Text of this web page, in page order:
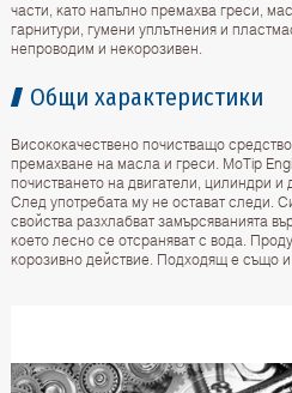
части, като напълно премахва греси,
гарнитури, гумени уплътнения и
непроводим и некорозивен.
Общи характеристики
Висококачествено почистващо
премахване на масла и греси. MoTip
почистването на двигатели, цилиндри и
След употребата му не остават следи.
свойства разхлабват замърсяванията
което лесно се отсраняват с вода.
корозивно действие. Подходящ е също